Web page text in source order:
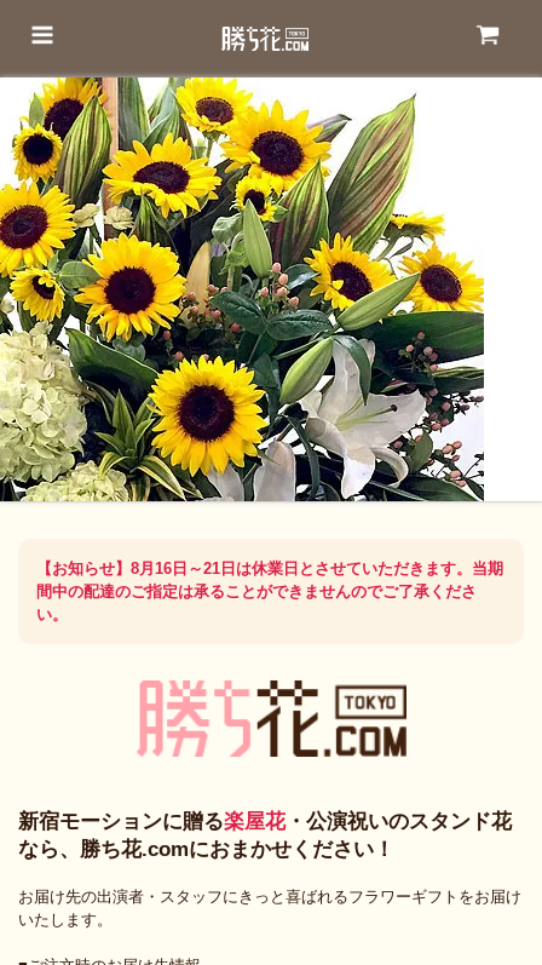
【お知らせ】8月16日～21日は休業日とさせていただきます。当期
間中の配達のご指定は承ることができませんのでご了承くださ
い。
新宿モーションに贈る楽屋花・公演祝いのスタンド花
なら、勝ち花.comにおまかせください！
お届け先の出演者・スタッフにきっと喜ばれるフラワーギフトをお届け
いたします。